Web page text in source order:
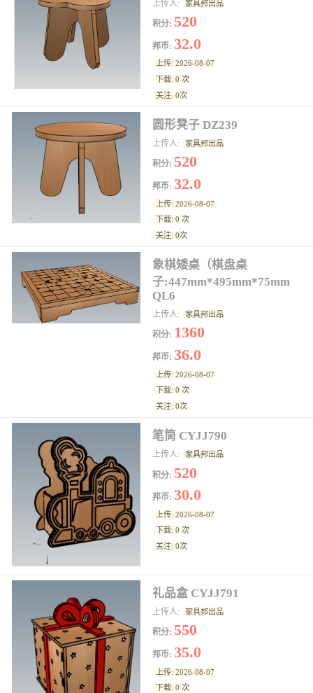
上传人: 家具邦出品
积分: 520
邦币: 32.0
上传: 2026-08-07
下载: 0 次
关注: 0次
圆形凳子 DZ239
上传人: 家具邦出品
积分: 520
邦币: 32.0
上传: 2026-08-07
下载: 0 次
关注: 0次
象棋矮桌（棋盘桌
子:447mm*495mm*75mm
QL6
上传人: 家具邦出品
积分: 1360
邦币: 36.0
上传: 2026-08-07
下载: 0 次
关注: 0次
笔筒 CYJJ790
上传人: 家具邦出品
积分: 520
邦币: 30.0
上传: 2026-08-07
下载: 0 次
关注: 0次
礼品盒 CYJJ791
上传人: 家具邦出品
积分: 550
邦币: 35.0
上传: 2026-08-07
下载: 0 次